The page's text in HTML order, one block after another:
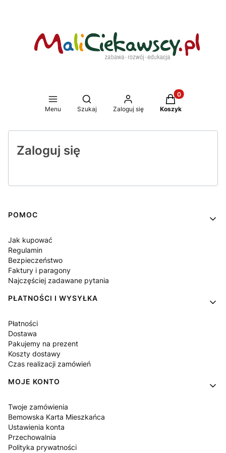
Menu
Otwórz wyszukiwarkę
Szukaj Zaloguj się
Produkty w
Koszyk
Zaloguj się
Linki w stopce
POMOC
Jak kupować
Regulamin
Bezpieczeństwo
Faktury i paragony
Najczęściej zadawane pytania
PŁATNOŚCI I WYSYŁKA
Płatności
Dostawa
Pakujemy na prezent
Koszty dostawy
Czas realizacji zamówień
MOJE KONTO
Twoje zamówienia
Bemowska Karta Mieszkańca
Ustawienia konta
Przechowalnia
Polityka prywatności